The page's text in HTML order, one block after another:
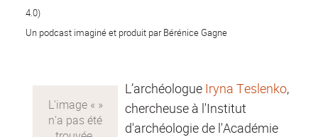
4.0)
Un podcast imaginé et produit par Bérénice Gagne
L’archéologue Iryna Teslenko,
chercheuse à l'Institut
d'archéologie de l'Académie